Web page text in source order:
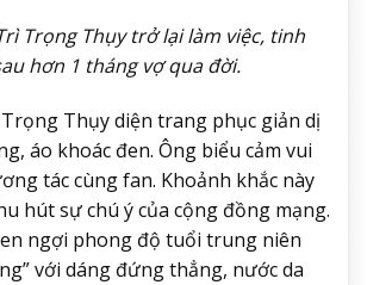
Trọng Thụy trở lại làm việc, tinh
hơn 1 tháng vợ qua đời.
Thụy diện trang phục giản dị
áo khoác đen. Ông biểu cảm vui
tác cùng fan. Khoảnh khắc này
hút sự chú ý của cộng đồng mạng.
ngợi phong độ tuổi trung niên
với dáng đứng thẳng, nước da